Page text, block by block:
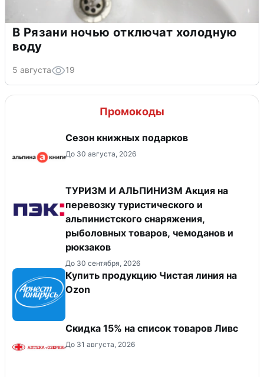
В Рязани ночью отключат холодную
воду
5 августа 19
Промокоды
Сезон книжных подарков
До 30 августа, 2026
ТУРИЗМ И АЛЬПИНИЗМ Акция на
перевозку туристического и
альпинистского снаряжения,
рыболовных товаров, чемоданов и
рюкзаков
До 30 сентября, 2026
Купить продукцию Чистая линия на
Ozon
Скидка 15% на список товаров Ливс
До 31 августа, 2026